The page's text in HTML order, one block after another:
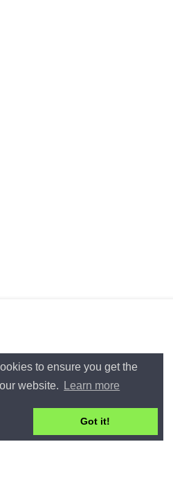
to ensure you get the
website.
Learn more
Got it!